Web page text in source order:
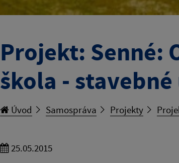
Projekt: Senné:
škola -
Úvod Samospráva Projekty
25.05.2015